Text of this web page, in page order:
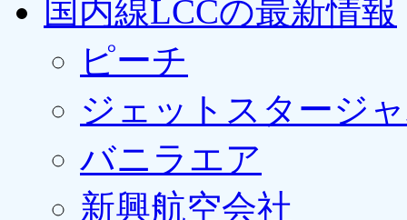
国内線LCCの最新情報
ピーチ
ジェットスタージ
バニラエア
新興航空会社